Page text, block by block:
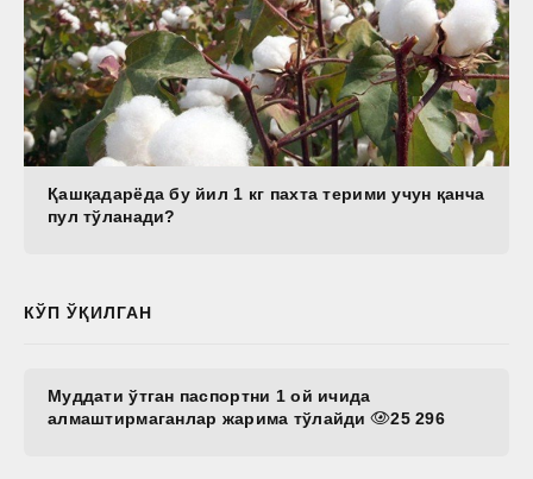
Қашқадарёда бу йил 1 кг пахта терими учун қанча
пул тўланади?
КЎП ЎҚИЛГАН
Муддати ўтган паспортни 1 ой ичида
алмаштирмаганлар жарима тўлайди
25 296